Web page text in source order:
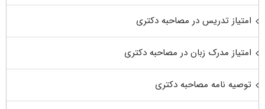
امتیاز تدریس در مصاحبه دکتری
امتیاز مدرک زبان در مصاحبه دکتری
توصیه نامه مصاحبه دکتری